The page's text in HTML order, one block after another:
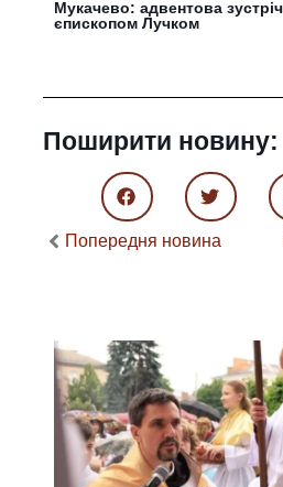
Мукачево: адвентова
єпископом Лучком
Поширити новину:
Попередня новина